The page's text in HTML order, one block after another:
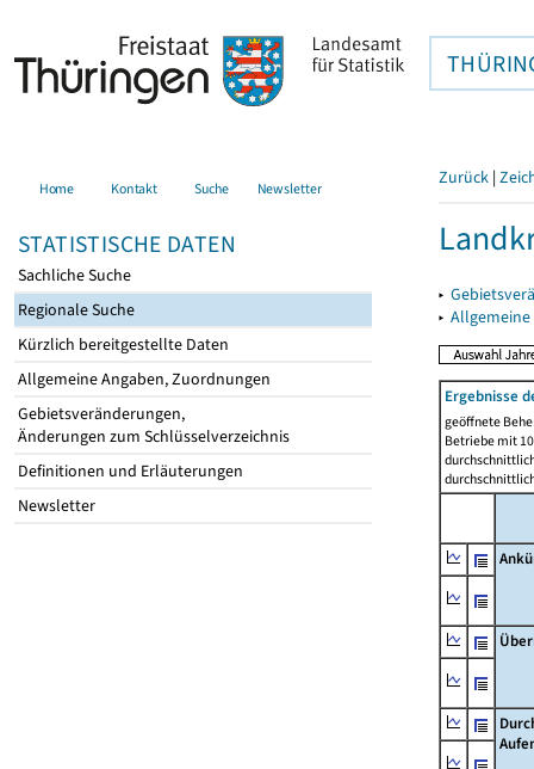
Home Kontakt Suche Newsletter
STATISTISCHE DATEN
Sachliche Suche
Regionale Suche
Kürzlich bereitgestellte Daten
Allgemeine Angaben, Zuordnungen
Gebietsveränderungen,
Änderungen zum Schlüsselverzeichnis
Definitionen und Erläuterungen
Newsletter
Zurück |
▸
▸
Ergebnisse
geöffnete
Betriebe mit